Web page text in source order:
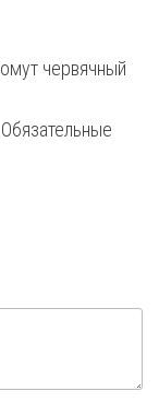
червячный
Обязательные